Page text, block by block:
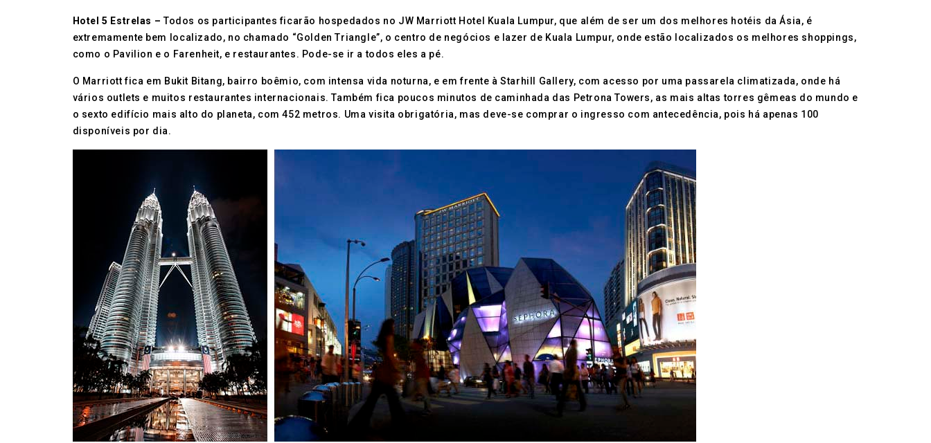
Hotel 5 Estrelas – Todos os participantes ficarão hospedados no JW Marriott Hotel Kuala Lumpur, que além de ser um dos melhores hotéis da Ásia, é
extremamente bem localizado, no chamado “Golden Triangle”, o centro de negócios e lazer de Kuala Lumpur, onde estão localizados os melhores shoppings,
como o Pavilion e o Farenheit, e restaurantes. Pode-se ir a todos eles a pé.
O Marriott fica em Bukit Bitang, bairro boêmio, com intensa vida noturna, e em frente à Starhill Gallery, com acesso por uma passarela climatizada, onde há
vários outlets e muitos restaurantes internacionais. Também fica poucos minutos de caminhada das Petrona Towers, as mais altas torres gêmeas do mundo e
o sexto edifício mais alto do planeta, com 452 metros. Uma visita obrigatória, mas deve-se comprar o ingresso com antecedência, pois há apenas 100
disponíveis por dia.